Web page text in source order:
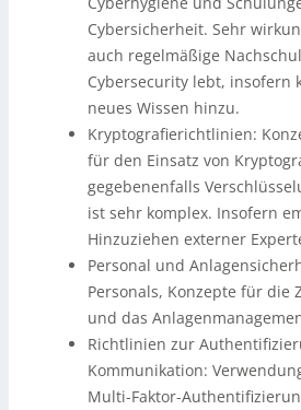
Cybersicherheit. Sehr
auch regelmäßige
Cybersecurity lebt, insofern
neues Wissen hinzu.
Kryptografierichtlinien:
für den Einsatz von
gegebenenfalls
ist sehr komplex. Insofern
Hinzuziehen externer
Personal und
Personals, Konzepte für die
und das
Richtlinien zur
Kommunikation:
Multi-Faktor-